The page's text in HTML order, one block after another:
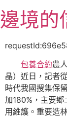
至
主
邊境的
包養合約農
晶）近日，記者
時代我國搜集保
加180%，主要
用維護。重要造